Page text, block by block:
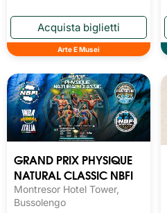
Arte E Musei
GRAND PRIX PHYSIQUE
NATURAL CLASSIC NBFI
Montresor Hotel Tower,
Bussolengo